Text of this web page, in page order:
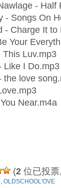
- Half
- Songs On
- Charge It to
Your
This Luv.mp3
Like I Do.mp3
the love
Near.m4a
(2 位已投
, OLDSCHOOL'OVE